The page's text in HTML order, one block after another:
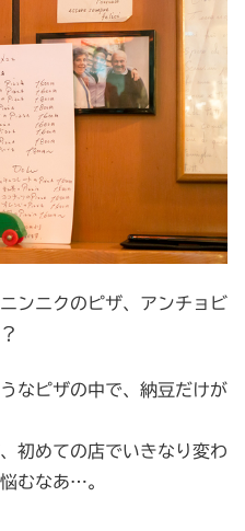
ンニクのピザ、アンチョビ
なピザの中で、納豆だけが
初めての店でいきなり変わ
むなあ…。